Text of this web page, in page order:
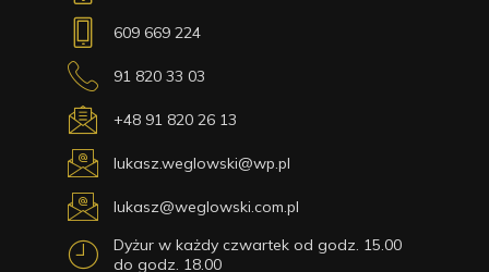
609 669 224
91 820 33 03
+48 91 820 26 13
lukasz.weglowski@wp.pl
lukasz@weglowski.com.pl
Dyżur w każdy czwartek od godz. 15.00
do godz. 18.00